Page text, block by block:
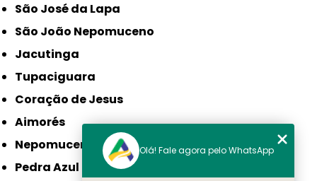
São José da Lapa
São João Nepomuceno
Jacutinga
Tupaciguara
Coração de Jesus
Aimorés
Nepomuceno
Pedra Azul
Olá! Fale agora pelo WhatsApp